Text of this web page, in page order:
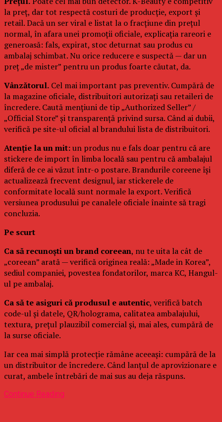
la preț, dar tot respectă costuri de producție, export și
retail. Dacă un ser viral e listat la o fracțiune din prețul
normal, în afara unei promoții oficiale, explicația rareori e
generoasă: fals, expirat, stoc deturnat sau produs cu
ambalaj schimbat. Nu orice reducere e suspectă — dar un
preț „de mister” pentru un produs foarte căutat, da.
Vânzătorul. Cel mai important pas preventiv. Cumpără de
la magazine oficiale, distribuitori autorizați sau retaileri de
încredere. Caută mențiuni de tip „Authorized Seller” /
„Official Store” și transparență privind sursa. Când ai dubii,
verifică pe site-ul oficial al brandului lista de distribuitori.
Atenție la un mit:un produs nu e fals doar pentru că are
stickere de import în limba locală sau pentru că ambalajul
diferă de ce ai văzut într-o postare. Brandurile coreene își
actualizează frecvent designul, iar stickerele de
conformitate locală sunt normale la export. Verifică
versiunea produsului pe canalele oficiale înainte să tragi
concluzia.
Pe scurt
Ca să recunoști un brand coreean, nu te uita la cât de
„coreean” arată — verifică originea reală: „Made in Korea”,
sediul companiei, povestea fondatorilor, marca KC, Hangul-
ul pe ambalaj.
Ca să te asiguri că produsul e autentic, verifică batch
code-ul și datele, QR/holograma, calitatea ambalajului,
textura, prețul plauzibil comercial și, mai ales, cumpără de
la surse oficiale.
Iar cea mai simplă protecție rămâne aceeași: cumpără de la
un distribuitor de încredere. Când lanțul de aprovizionare e
curat, ambele întrebări de mai sus au deja răspuns.
Continue Reading